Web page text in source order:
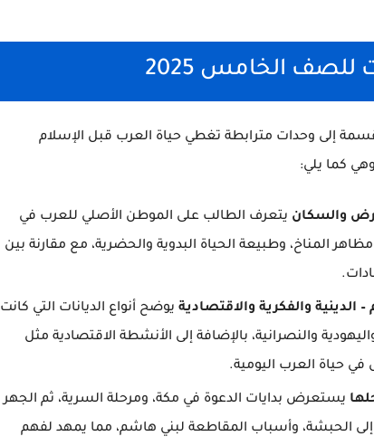
الخامس 2025
إلى وحدات مترابطة تغطي حياة العرب قبل الإسلام
كما يلي:
والسكان يتعرف الطالب على الموطن الأصلي للعرب في
المناخ، وطبيعة الحياة البدوية والحضرية، مع مقارنة بين
الدينية والفكرية والاقتصادية يوضح أنواع الديانات التي كانت
والنصرانية، بالإضافة إلى الأنشطة الاقتصادية مثل
في حياة العرب اليومية.
يستعرض بدايات الدعوة في مكة، ومرحلة السرية، ثم الجهر
إلى الحبشة، وأسباب المقاطعة لبني هاشم، مما يمهد لفهم